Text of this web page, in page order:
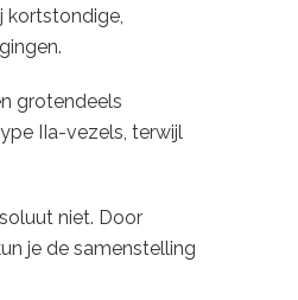
kortstondige,
grotendeels
IIa-vezels, terwijl
niet. Door
je de samenstelling